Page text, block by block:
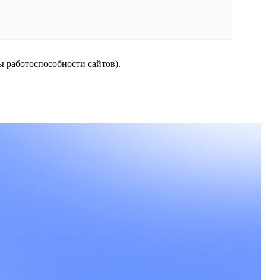
работоспособности сайтов).